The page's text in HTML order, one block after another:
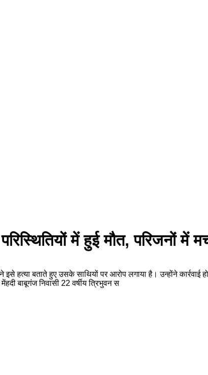
में हुई मौत, परिजनों में
इसे हत्या बताते हुए उसके साथियों पर आरोप लगाया है। उन्होंने
बाबूगंज निवासी 22 वर्षीय त्रिभुवन स